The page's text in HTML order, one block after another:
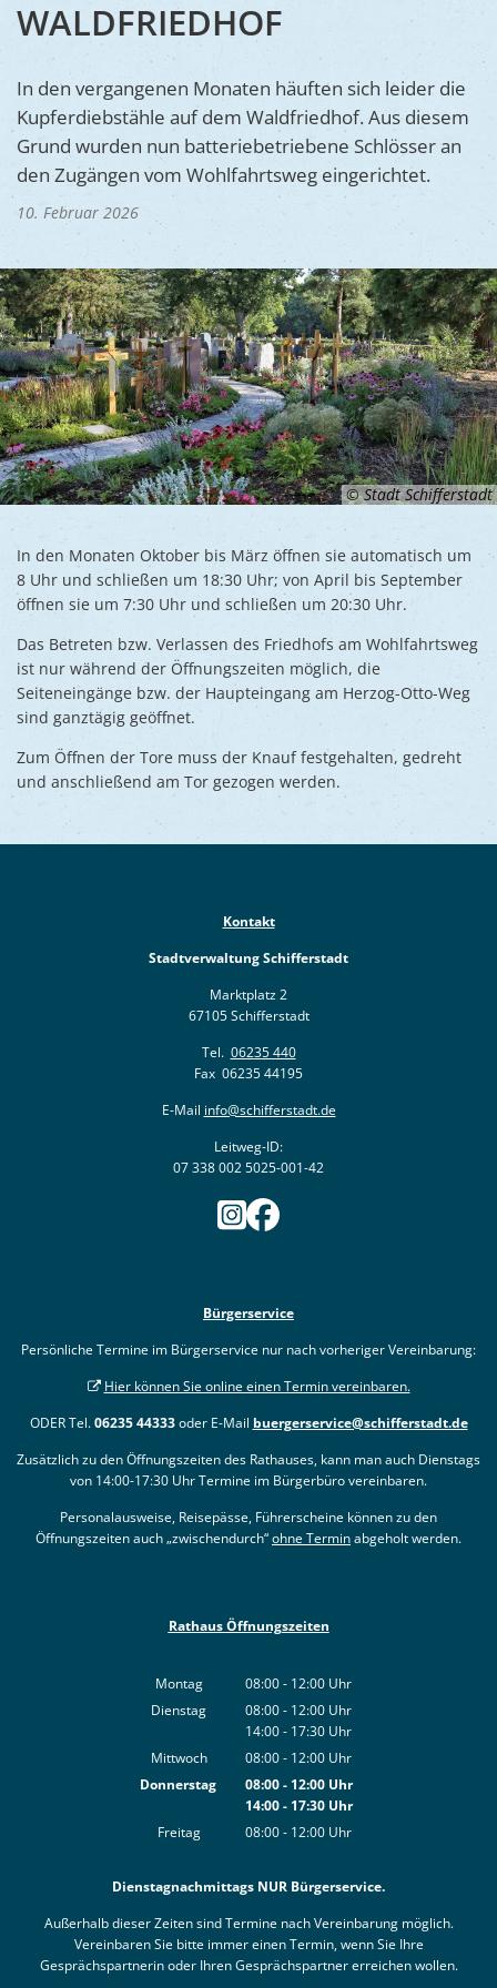
Ukraine
Wir als
Ernst-
WALDFRIEDHOF
In den vergangenen Monaten häuften sich leider die
Kupferdiebstähle auf dem Waldfriedhof. Aus diesem
Grund wurden nun batteriebetriebene Schlösser an
den Zugängen vom Wohlfahrtsweg eingerichtet.
10. Februar 2026
© Stadt Schifferstadt
In den Monaten Oktober bis März öffnen sie automatisch um
8 Uhr und schließen um 18:30 Uhr; von April bis September
öffnen sie um 7:30 Uhr und schließen um 20:30 Uhr.
Das Betreten bzw. Verlassen des Friedhofs am Wohlfahrtsweg
ist nur während der Öffnungszeiten möglich, die
Seiteneingänge bzw. der Haupteingang am Herzog-Otto-Weg
sind ganztägig geöffnet.
Zum Öffnen der Tore muss der Knauf festgehalten, gedreht
und anschließend am Tor gezogen werden.
Kontakt
Stadtverwaltung Schifferstadt
Marktplatz 2
67105 Schifferstadt
Tel. 06235 440
Fax 06235 44195
E-Mail info@schifferstadt.de
Leitweg-ID:
07 338 002 5025-001-42
Bürgerservice
Persönliche Termine im Bürgerservice nur nach vorheriger Vereinbarung:
Hier können Sie online einen Termin vereinbaren.
ODER Tel.06235 44333oder E-Mail buergerservice@schifferstadt.de
Zusätzlich zu den Öffnungszeiten des Rathauses, kann man auch Dienstags
von 14:00-17:30 Uhr Termine im Bürgerbüro vereinbaren.
Personalausweise, Reisepässe, Führerscheine können zu den
Öffnungszeiten auch „zwischendurch“ohne Terminabgeholt werden.
Rathaus Öffnungszeiten
Montag 08:00- 12:00 Uhr
Von 08:00 bis 12:00 Uhr
Dienstag 08:00- 12:00 Uhr
Von 08:00 bis 12:00 Uhr
14:00- 17:30 Uhr
Von 14:00 bis 17:30 Uhr
Mittwoch 08:00- 12:00 Uhr
Von 08:00 bis 12:00 Uhr
Donnerstag 08:00- 12:00Uhr
Von 08:00 bis 12:00 Uhr
14:00- 17:30Uhr
Von 14:00 bis 17:30 Uhr
Freitag 08:00- 12:00 Uhr
Dienstagnachmittags NUR Bürgerservice.
Außerhalb dieser Zeiten sind Termine nach Vereinbarung möglich.
Vereinbaren Sie bitte immer einen Termin, wenn Sie Ihre
Gesprächspartnerin oder Ihren Gesprächspartner erreichen wollen.